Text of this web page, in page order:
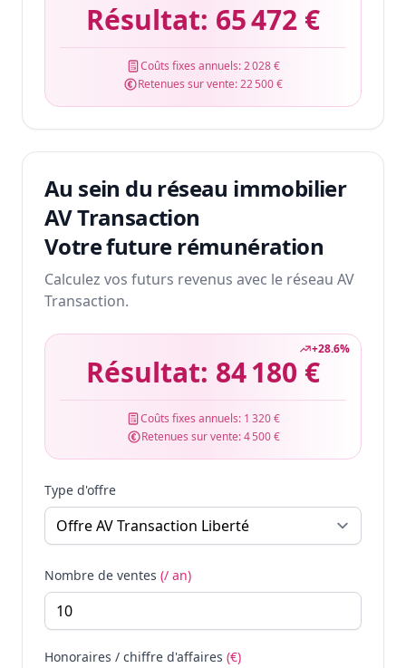
Résultat: 65 472 €
Coûts fixes annuels:2 028 €
Retenues sur vente:22 500 €
Au sein du réseau immobilier
AV Transaction
Votre future rémunération
Calculez vos futurs revenus avec le réseau AV
Transaction.
+28.6%
Résultat: 84 180 €
Coûts fixes annuels: 1 320 €
Retenues sur vente:4 500 €
Type d'offre
Nombre de ventes (/ an)
Honoraires / chiffre d'affaires (€)